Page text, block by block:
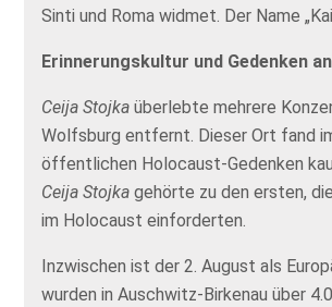
Sinti und Roma widmet. Der Name
Erinnerungskultur und Gedenken
Ceija Stojka überlebte mehrere
Wolfsburg entfernt. Dieser Ort fand
öffentlichen Holocaust-Gedenken
Ceija Stojka gehörte zu den ersten,
im Holocaust einforderten.
Inzwischen ist der 2. August als
wurden in Auschwitz-Birkenau über